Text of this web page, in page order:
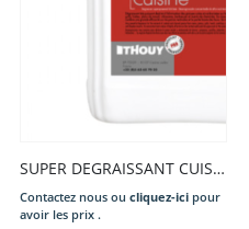
SUPER DEGRAISSANT CUISINE 5L
Contactez nous ou cliquez-ici pour
avoir les prix .